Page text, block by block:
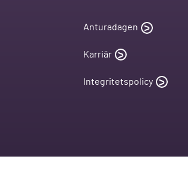
Anturadagen
Karriär
Integritetspolicy